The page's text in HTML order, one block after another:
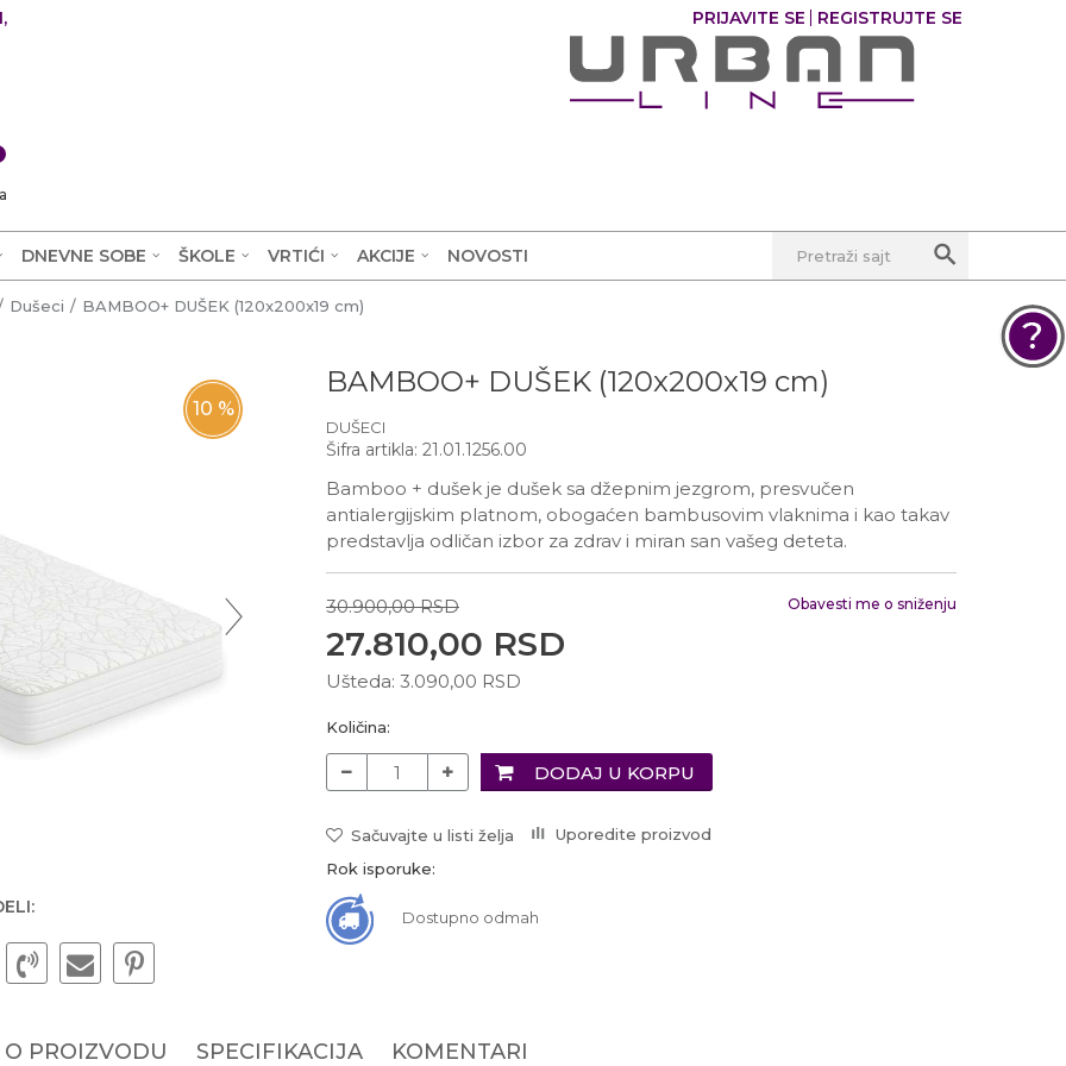
PRIJAVITE SE REGISTRUJTE SE
DNEVNE SOBE ŠKOLE VRTIĆI AKCIJE NOVOSTI Pretraži sajt
Dušeci BAMBOO+ DUŠEK (120x200x19 cm)
10 %
BAMBOO+ DUŠEK (120x200x19 cm)
DUŠECI
Šifra artikla: 21.01.1256.00
Bamboo + dušek je dušek sa džepnim jezgrom, presvučen
antialergijskim platnom, obogaćen bambusovim vlaknima i kao takav
predstavlja odličan izbor za zdrav i miran san vašeg deteta.
30.900,00 RSD
27.810,00 RSD
Ušteda: 3.090,00 RSD
Obavesti me o sniženju
Količina:
DODAJ U KORPU
Sačuvajte u listi želja
Uporedite proizvod
Rok isporuke:
Dostupno odmah
Subotom od 10:00 do
O PROIZVODU SPECIFIKACIJA KOMENTARI